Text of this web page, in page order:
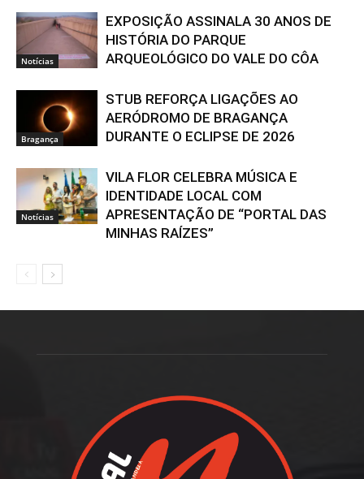
Notícias
EXPOSIÇÃO ASSINALA 30 ANOS DE
HISTÓRIA DO PARQUE
ARQUEOLÓGICO DO VALE DO CÔA
Bragança
STUB REFORÇA LIGAÇÕES AO
AERÓDROMO DE BRAGANÇA
DURANTE O ECLIPSE DE 2026
Notícias
VILA FLOR CELEBRA MÚSICA E
IDENTIDADE LOCAL COM
APRESENTAÇÃO DE “PORTAL DAS
MINHAS RAÍZES”